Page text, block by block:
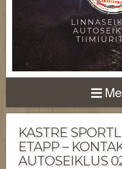
KASTRE
ETAPP –
AUTOSEIKLUS